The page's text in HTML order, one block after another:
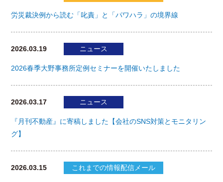
労災裁決例から読む「叱責」と「パワハラ」の境界線
2026.03.19 ニュース
2026春季大野事務所定例セミナーを開催いたしました
2026.03.17 ニュース
『月刊不動産』に寄稿しました【会社のSNS対策とモニタリン
グ】
2026.03.15 これまでの情報配信メール